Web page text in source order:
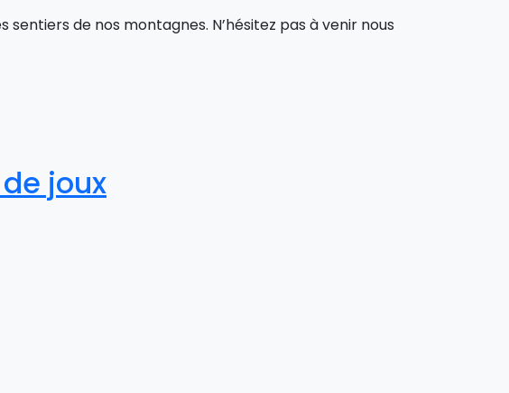
de nos montagnes. N’hésitez pas à venir nous
joux